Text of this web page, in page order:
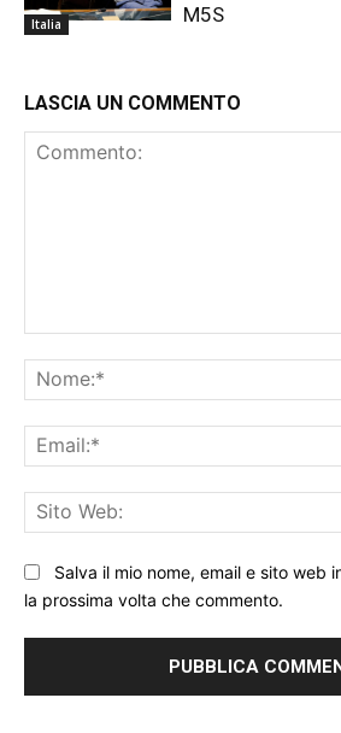
Italia
M5S
LASCIA UN COMMENTO
Salva il mio nome, email e sito web
la prossima volta che commento.